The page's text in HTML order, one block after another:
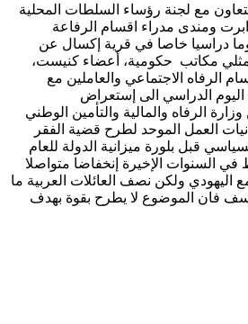
مع لجنة رؤساء السلطات المحلية
ومندى مدراء اقسام الرفاعة
يوم 2.6.2016 يوما دراسيا خاصا في قرية إكسال عن
مكاتب حكومية، أعضاء كنيست،
الرفاه الاجتماعي والعاملين مع
اليوم الدراسي الى إستعراض
الرفاه والمالية والتأمين الوطني
العمل الموحد لطرح قضية الفقر
قبل بلورة ميزانية الدولة للعام
في السنوات الإخيرة إنخفاضا متواصلا
ولكن نصف العائلات العربية ما
فان الموضوع لا يطرح بقوة بهدف